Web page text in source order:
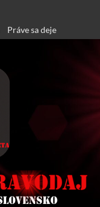
Práve sa deje